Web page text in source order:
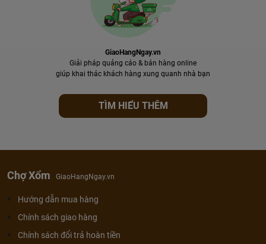
GiaoHangNgay.vn
Giải pháp quảng cáo & bán hàng online
giúp khai thác khách hàng xung quanh nhà bạn
TÌM HIỂU THÊM
Chợ Xổm GiaoHangNgay.vn
Hướng dẫn mua hàng
Chính sách giao hàng
Chính sách đổi trả hoàn tiền